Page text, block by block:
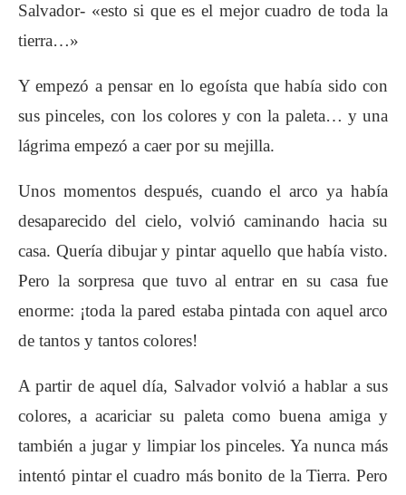
Salvador- «esto si que es el mejor cuadro de toda la
tierra…»
Y empezó a pensar en lo egoísta que había sido con
sus pinceles, con los colores y con la paleta… y una
lágrima empezó a caer por su mejilla.
Unos momentos después, cuando el arco ya había
desaparecido del cielo, volvió caminando hacia su
casa. Quería dibujar y pintar aquello que había visto.
Pero la sorpresa que tuvo al entrar en su casa fue
enorme: ¡toda la pared estaba pintada con aquel arco
de tantos y tantos colores!
A partir de aquel día, Salvador volvió a hablar a sus
colores, a acariciar su paleta como buena amiga y
también a jugar y limpiar los pinceles. Ya nunca más
intentó pintar el cuadro más bonito de la Tierra. Pero